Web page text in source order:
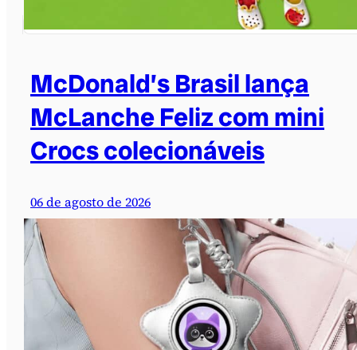
McDonald’s Brasil lança
McLanche Feliz com mini
Crocs colecionáveis
06 de agosto de 2026